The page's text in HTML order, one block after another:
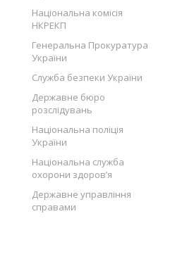
Національна комісія
НКРЕКП
Генеральна Прокуратура
України
Служба безпеки України
Державне бюро
розслідувань
Національна поліція
України
Національна служба
охорони здоров’я
Державне управління
справами